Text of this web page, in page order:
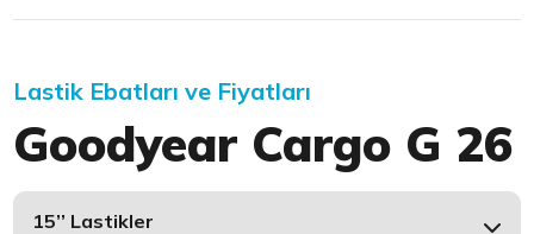
Lastik Ebatları ve Fiyatları
Goodyear Cargo G 26
15’’ Lastikler